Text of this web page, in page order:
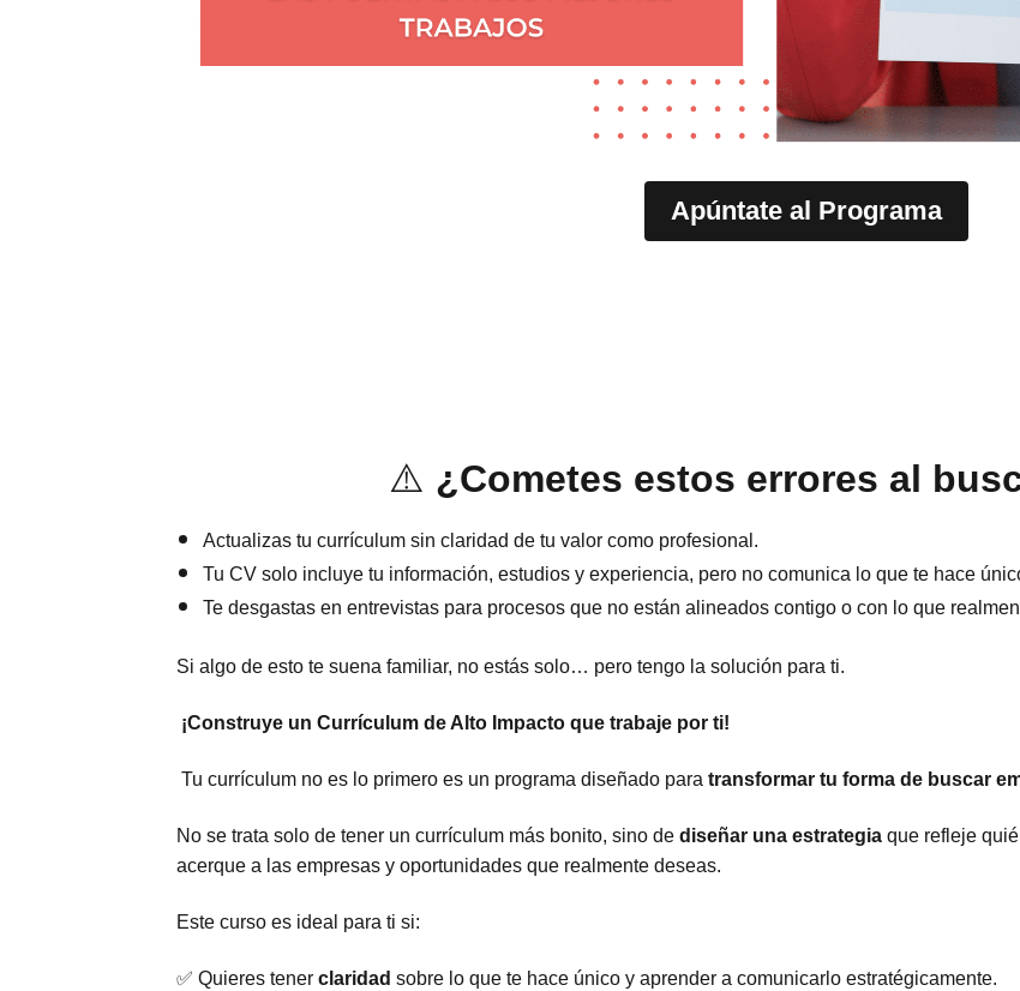
Apúntate al Programa
⚠️ ¿Cometes estos errores al
Actualizas tu currículum sin claridad de tu valor como profesional.
Tu CV solo incluye tu información, estudios y experiencia, pero no comunica lo que te hace
Te desgastas en entrevistas para procesos que no están alineados contigo o con lo que
Si algo de esto te suena familiar, no estás solo… pero tengo la solución para ti.
¡Construye un Currículum de Alto Impacto que trabaje por ti!
Tu currículum no es lo primero es un programa diseñado paratransformar tu forma de buscar
No se trata solo de tener un currículum más bonito, sino dediseñar una estrategia que refleje
acerque a las empresas y oportunidades que realmente deseas.
Este curso es ideal para ti si:
✅ Quieres tenerclaridad sobre lo que te hace único y aprender a comunicarlo estratégicamente.